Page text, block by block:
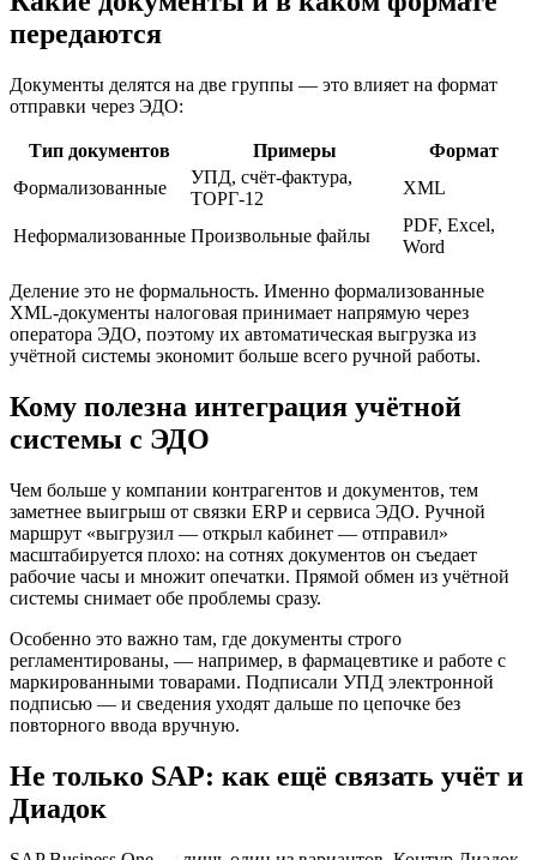
передаются
Документы делятся на две группы — это влияет на формат
отправки через ЭДО:
Тип документов Примеры
Формат
Формализованные
УПД, счёт-фактура,
ТОРГ-12
XML
Неформализованные Произвольные файлы
PDF, Excel,
Word
Деление это не формальность. Именно формализованные
XML-документы налоговая принимает напрямую через
оператора ЭДО, поэтому их автоматическая выгрузка из
учётной системы экономит больше всего ручной работы.
Кому полезна интеграция учётной
системы с ЭДО
Чем больше у компании контрагентов и документов, тем
заметнее выигрыш от связки ERP и сервиса ЭДО. Ручной
маршрут «выгрузил — открыл кабинет — отправил»
масштабируется плохо: на сотнях документов он съедает
рабочие часы и множит опечатки. Прямой обмен из учётной
системы снимает обе проблемы сразу.
Особенно это важно там, где документы строго
регламентированы, — например, в фармацевтике и работе с
маркированными товарами. Подписали УПД электронной
подписью — и сведения уходят дальше по цепочке без
повторного ввода вручную.
Не только SAP: как ещё связать учёт и
Диадок